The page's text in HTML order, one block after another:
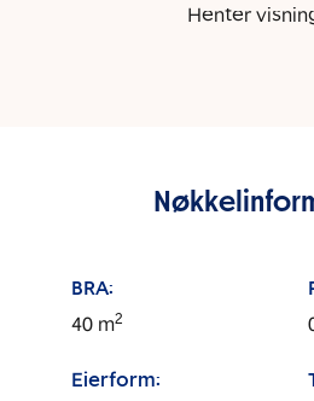
Henter
BRA:
40 m2
Eierform: